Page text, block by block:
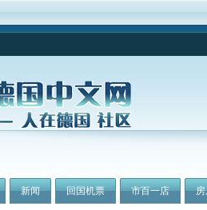
新闻 回国机票 市百一店